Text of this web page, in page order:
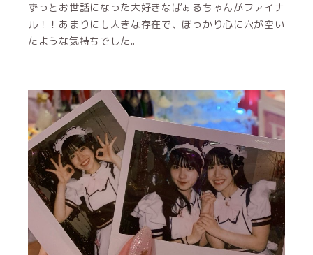
ずっとお世話になった大好きなぱぁるちゃんがファイナ
ル！！あまりにも大きな存在で、ぽっかり心に穴が空い
たような気持ちでした。